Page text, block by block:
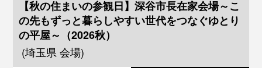
【秋の住まいの参観日】深谷市長在家会場～こ
の先もずっと暮らしやすい世代をつなぐゆとり
の平屋～（2026秋）
(埼玉県 会場)